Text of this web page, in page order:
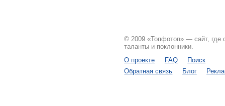
© 2009 «Топфотоп» — сайт, где
таланты и поклонники.
О проекте
FAQ
Поиск
Обратная связь
Блог